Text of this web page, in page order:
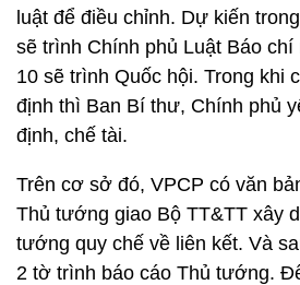
luật để điều chỉnh. Dự kiến
sẽ trình Chính phủ Luật Báo
10 sẽ trình Quốc hội. Trong khi
định thì Ban Bí thư, Chính phủ
định, chế tài.
Trên cơ sở đó, VPCP có văn
Thủ tướng giao Bộ TT&TT xây
tướng quy chế về liên kết. Và
2 tờ trình báo cáo Thủ tướng.